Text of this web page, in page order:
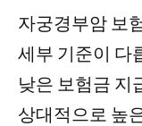
자궁경부암 보
세부 기준이 다
낮은 보험금 지
상대적으로 높